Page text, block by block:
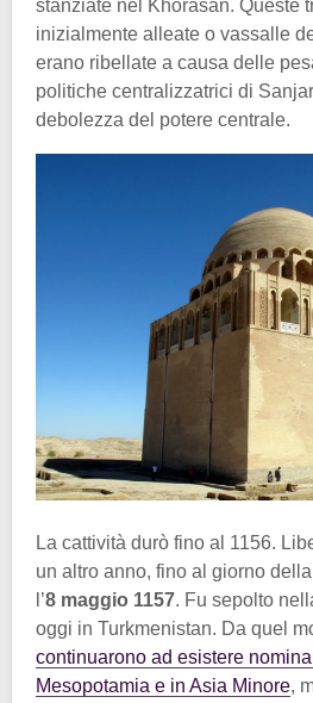
stanziate nel Khorasan. Queste
inizialmente alleate o vassalle
erano ribellate a causa delle
politiche centralizzatrici di
debolezza del potere centrale.
La cattività durò fino al 1156.
un altro anno, fino al giorno
l’8 maggio 1157. Fu sepolto
oggi in Turkmenistan. Da quel
continuarono ad esistere
Mesopotamia e in Asia Minore,